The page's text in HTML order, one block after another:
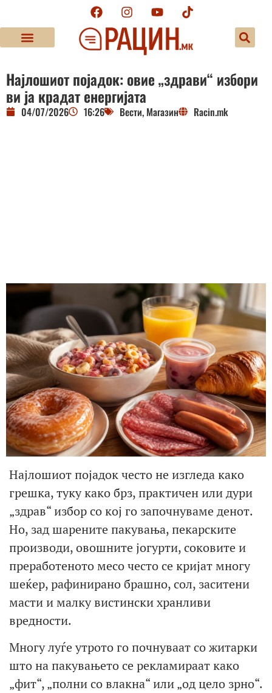
Најлошиот појадок: овие „здрави“ избори
ви ја крадат енергијата
04/07/2026 16:26 Вести, Магазин Racin.mk
Најлошиот појадок често не изгледа како
грешка, туку како брз, практичен или дури
„здрав“ избор со кој го започнуваме денот.
Но, зад шарените пакувања, пекарските
производи, овошните јогурти, соковите и
преработеното месо често се кријат многу
шеќер, рафинирано брашно, сол, заситени
масти и малку вистински хранливи
вредности.
Многу луѓе утрото го почнуваат со житарки
што на пакувањето се рекламираат како
„фит“, „полни со влакна“ или „од цело зрно“.